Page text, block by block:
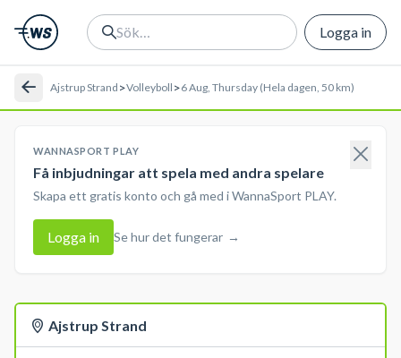
Logga in
Ajstrup Strand >Volleyboll >6 Aug, Thursday (Hela dagen, 50 km)
WANNASPORT PLAY
Få inbjudningar att spela med andra spelare
Skapa ett gratis konto och gå med i WannaSport PLAY.
Logga in Se hur det fungerar →
Ajstrup Strand